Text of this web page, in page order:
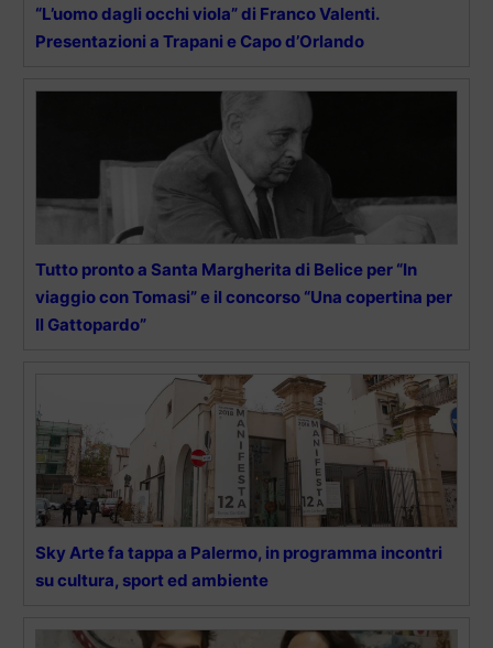
“L’uomo dagli occhi viola” di Franco Valenti.
Presentazioni a Trapani e Capo d’Orlando
Tutto pronto a Santa Margherita di Belice per “In
viaggio con Tomasi” e il concorso “Una copertina per
Il Gattopardo”
Sky Arte fa tappa a Palermo, in programma incontri
su cultura, sport ed ambiente